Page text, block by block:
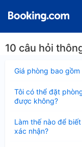
10 câu hỏi
Giá phòng bao
thu
Tôi có thể đặt
được không?
thu
gọn
Làm thế nào để
xác nhận?
thu
gọn